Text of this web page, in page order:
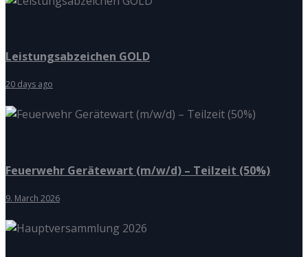
Leistungsabzeichen GOLD
20 days ago
Feuerwehr Gerätewart (m/w/d) – Teilzeit (50%)
9. March 2026